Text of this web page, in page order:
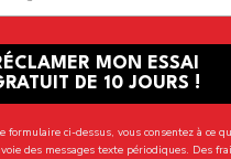
MON ESSAI
DE 10 JOURS !
formulaire ci-dessus, vous consentez à ce
des messages texte périodiques. Des